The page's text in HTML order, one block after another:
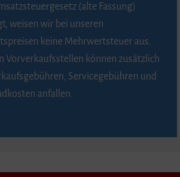
(alte Fassung)
weisen wir bei unseren
keine Mehrwertsteuer aus.
Vorverkaufsstellen können zusätzlich
Servicegebühren und
anfallen.